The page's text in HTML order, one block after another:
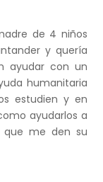
de 4 niños
y quería
ayudar con un
humanitaria
estudien y en
ayudarlos a
que me den su